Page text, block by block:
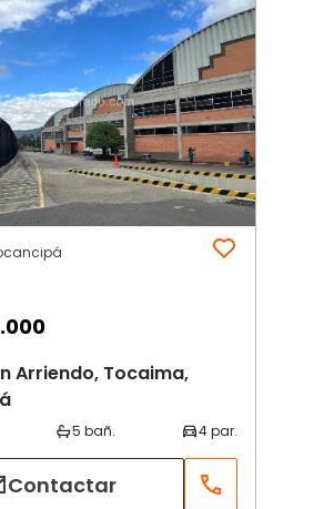
Arriendo, Tocaima,
Contactar